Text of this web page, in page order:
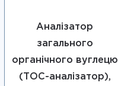
Аналізатор
загального
органічного вуглецю
(ТОС-аналізатор),